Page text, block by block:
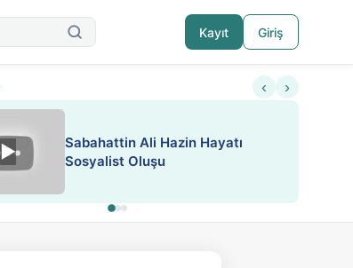
Kayıt Giriş
ESA 'da Sen de Paylaş
‹ ›
ATEŞ YAKMAK KONU ÖZET J.
LONDON